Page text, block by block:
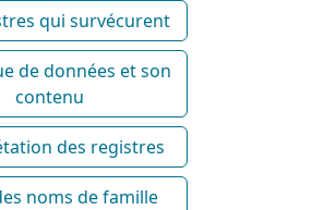
qui survécurent
de données et son
contenu
des registres
noms de famille